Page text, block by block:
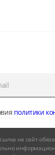
политики
на сайт